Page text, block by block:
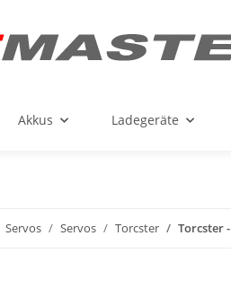
Akkus Ladegeräte
Servos Servos Torcster Torcster